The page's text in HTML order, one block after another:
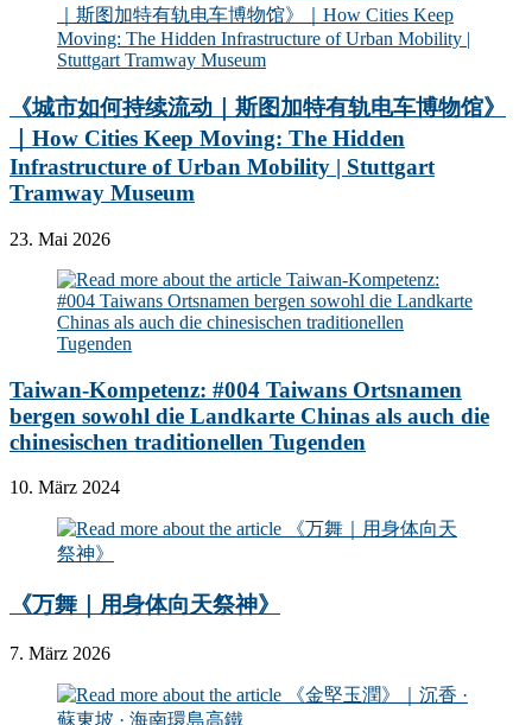
《城市如何持续流动｜斯图加特有轨电车博物馆》
｜How Cities Keep Moving: The Hidden
Infrastructure of Urban Mobility | Stuttgart
Tramway Museum
23. Mai 2026
Taiwan-Kompetenz: #004 Taiwans Ortsnamen
bergen sowohl die Landkarte Chinas als auch die
chinesischen traditionellen Tugenden
10. März 2024
《万舞｜用身体向天祭神》
7. März 2026